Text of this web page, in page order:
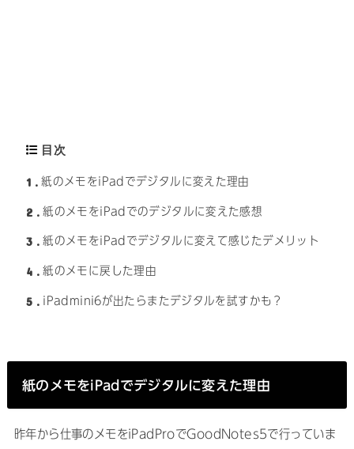
目次
1 紙のメモをiPadでデジタルに変えた理由
2 紙のメモをiPadでのデジタルに変えた感想
3 紙のメモをiPadでデジタルに変えて感じたデメリット
4 紙のメモに戻した理由
5 iPadmini6が出たらまたデジタルを試すかも？
紙のメモをiPadでデジタルに変えた理由
昨年から仕事のメモをiPadProでGoodNotes5で行っていま